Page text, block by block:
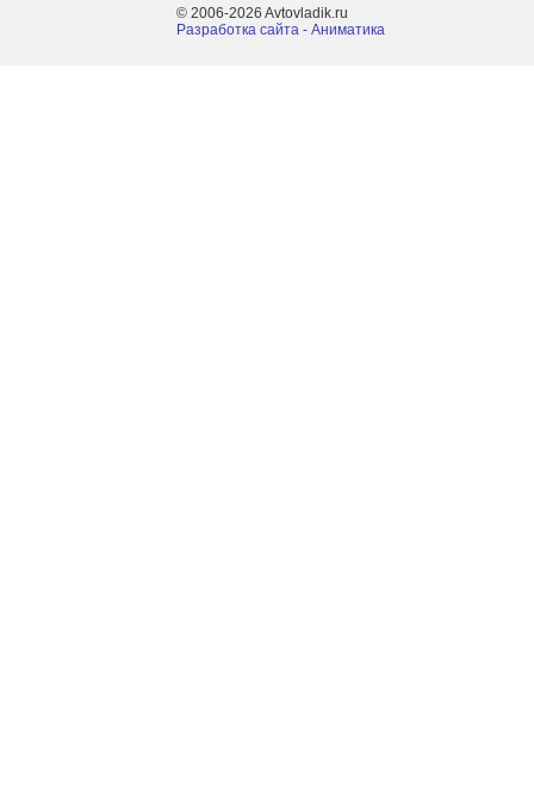
© 2006-2026 Avtovladik.ru
Разработка сайта - Aниматика